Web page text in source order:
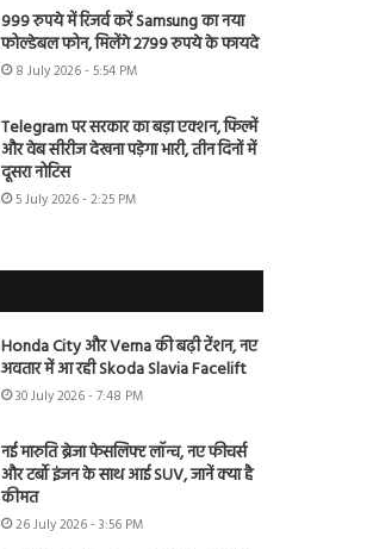
999 रुपये में रिजर्व करें Samsung का नया
फोल्डेबल फोन, मिलेंगे 2799 रुपये के फायदे
8 July 2026 - 5:54 PM
Telegram पर सरकार का बड़ा एक्शन, फिल्में
और वेब सीरीज देखना पड़ेगा भारी, तीन दिनों में
दूसरा नोटिस
5 July 2026 - 2:25 PM
Honda City और Verna की बढ़ी टेंशन, नए
अवतार में आ रही Skoda Slavia Facelift
30 July 2026 - 7:48 PM
नई मारुति ब्रेजा फेसलिफ्ट लॉन्च, नए फीचर्स
और टर्बो इंजन के साथ आई SUV, जानें क्या है
कीमत
26 July 2026 - 3:56 PM